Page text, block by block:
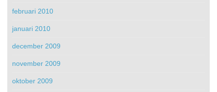
februari 2010
januari 2010
december 2009
november 2009
oktober 2009